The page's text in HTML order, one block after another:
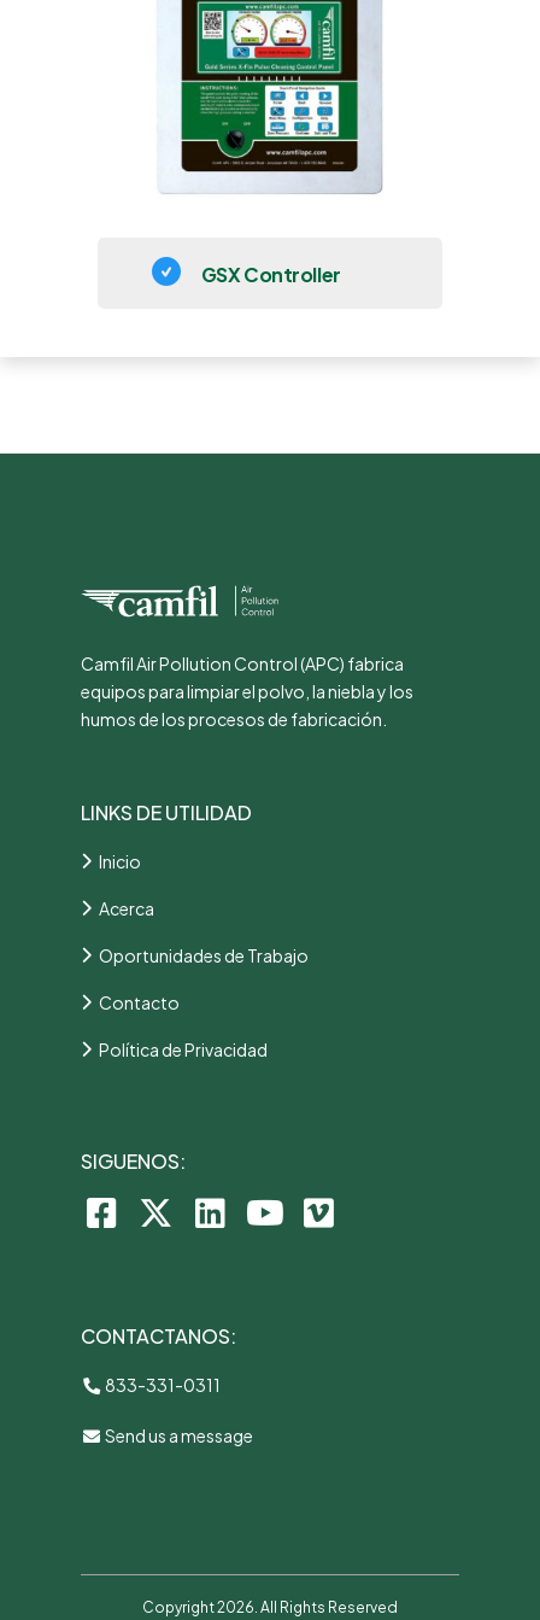
GSX Controller
Camfil Air Pollution Control (APC) fabrica
equipos para limpiar el polvo, la niebla y los
humos de los procesos de fabricación.
LINKS DE UTILIDAD
Inicio
Acerca
Oportunidades de Trabajo
Contacto
Política de Privacidad
SIGUENOS:
CONTACTANOS:
833-331-0311
Send us a message
Copyright 2026. All Rights Reserved